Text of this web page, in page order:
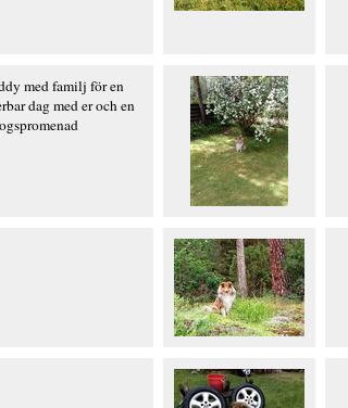
med familj för en
dag med er och en